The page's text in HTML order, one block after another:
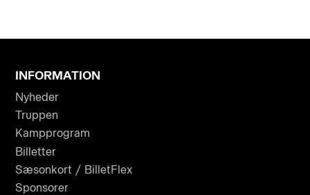
INFORMATION
Nyheder
Truppen
Kampprogram
Billetter
Sæsonkort / BilletFlex
Sponsorer